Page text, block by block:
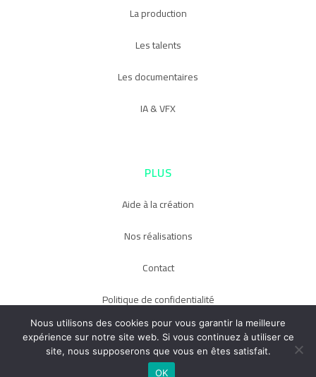
La production
Les talents
Les documentaires
IA & VFX
PLUS
Aide à la création
Nos réalisations
Contact
Politique de confidentialité
Nous utilisons des cookies pour vous garantir la meilleure
expérience sur notre site web. Si vous continuez à utiliser ce
site, nous supposerons que vous en êtes satisfait.
OK